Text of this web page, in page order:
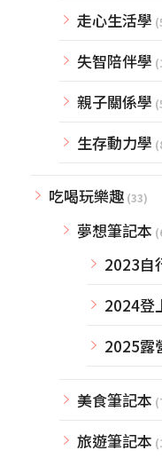
走心生活學
失智陪伴學
親子關係學
生存動力學
吃喝玩樂趣 (33)
夢想筆記本
2023自
2024登
2025露
美食筆記本
旅遊筆記本